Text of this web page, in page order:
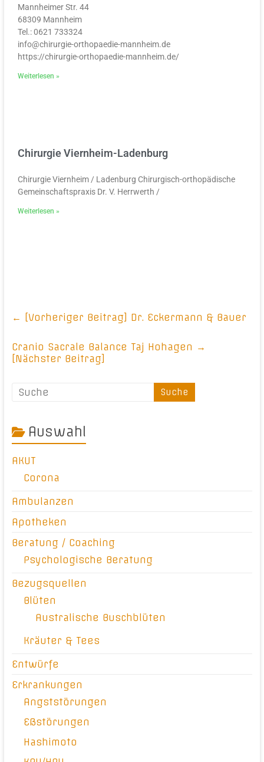
Mannheimer Str. 44
68309 Mannheim
Tel.: 0621 733324
info@chirurgie-orthopaedie-mannheim.de
https://chirurgie-orthopaedie-mannheim.de/
Weiterlesen »
Chirurgie Viernheim-Ladenburg
Chirurgie Viernheim / Ladenburg Chirurgisch-orthopädische
Gemeinschaftspraxis Dr. V. Herrwerth /
Weiterlesen »
← [Vorheriger Beitrag] Dr. Eckermann & Bauer
Cranio Sacrale Balance Taj Hohagen →
[Nächster Beitrag]
Auswahl
AKUT
Corona
Ambulanzen
Apotheken
Beratung / Coaching
Psychologische Beratung
Bezugsquellen
Blüten
Australische Buschblüten
Kräuter & Tees
Entwürfe
Erkrankungen
Angststörungen
Eßstörungen
Hashimoto